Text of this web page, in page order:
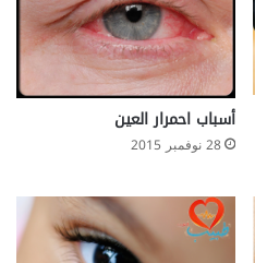
أسباب احمرار العين
28 نوفمبر 2015